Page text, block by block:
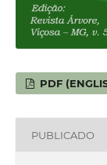
PDF
PUBLICADO